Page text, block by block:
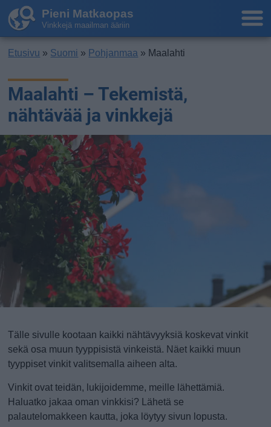
Pieni Matkaopas
Vinkkejä maailman ääriin
Etusivu » Suomi » Pohjanmaa » Maalahti
Maalahti – Tekemistä,
nähtävää ja vinkkejä
Tälle sivulle kootaan kaikki nähtävyyksiä koskevat vinkit
sekä osa muun tyyppisistä vinkeistä. Näet kaikki muun
tyyppiset vinkit valitsemalla aiheen alta.
Vinkit ovat teidän, lukijoidemme, meille lähettämiä.
Haluatko jakaa oman vinkkisi? Lähetä se
palautelomakkeen kautta, joka löytyy sivun lopusta.